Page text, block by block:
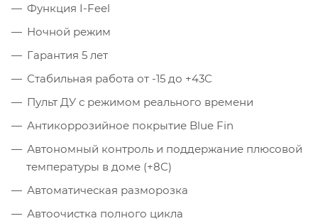
Функция I-Feel
Ночной режим
Гарантия 5 лет
Стабильная работа от -15 до +43C
Пульт ДУ с режимом реального времени
Антикоррозийное покрытие Blue Fin
Автономный контроль и поддержание плюсовой
температуры в доме (+8C)
Автоматическая разморозка
Автоочистка полного цикла